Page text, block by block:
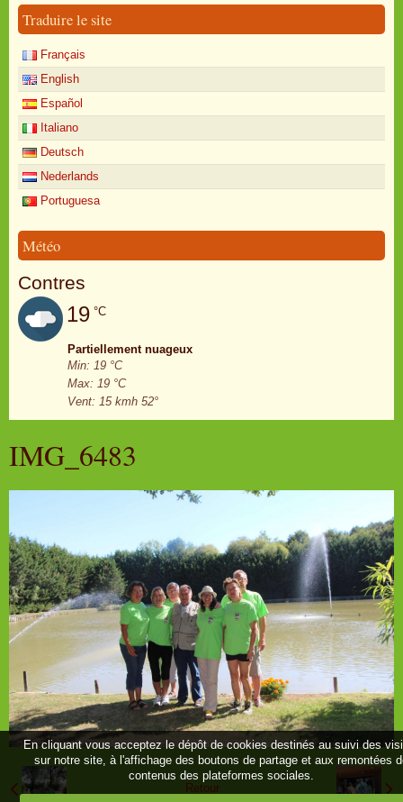
Traduire le site
Français
English
Español
Italiano
Deutsch
Nederlands
Portuguesa
Météo
Contres
19 °C
Partiellement nuageux
Min: 19 °C
Max: 19 °C
Vent: 15 kmh 52°
IMG_6483
Retour
En cliquant vous acceptez le dépôt de cookies destinés au suivi des
sur notre site, à l'affichage des boutons de partage et aux remontées
contenus des plateformes sociales.